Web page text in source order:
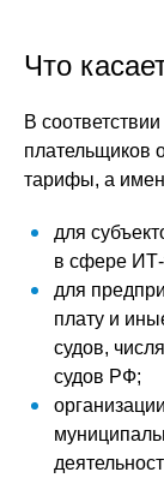
Что
В
плательщиков
тарифы, а
для
в сфере ИТ-
для
плату и
судов,
судов РФ;